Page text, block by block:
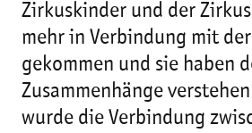
Zirkuskinder und der
mehr in Verbindung mit
gekommen und sie haben
Zusammenhänge
wurde die Verbindung